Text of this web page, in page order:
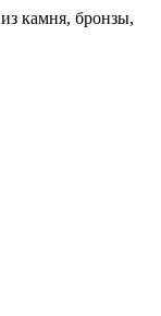
камня, бронзы,